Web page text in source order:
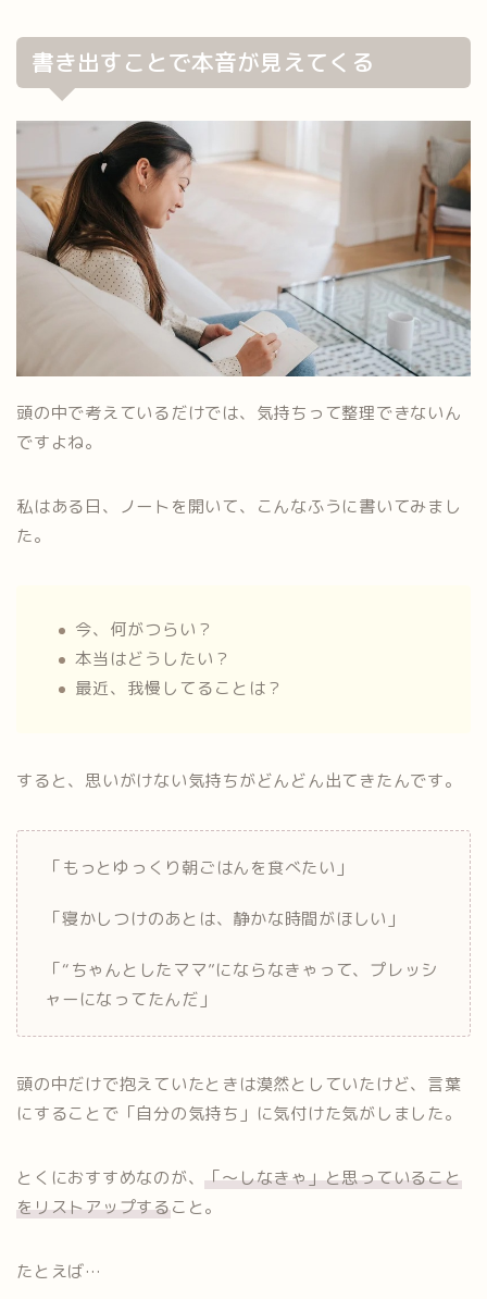
書き出すことで本音が見えてくる
頭の中で考えているだけでは、気持ちって整理できないん
ですよね。
私はある日、ノートを開いて、こんなふうに書いてみまし
た。
今、何がつらい？
本当はどうしたい？
最近、我慢してることは？
すると、思いがけない気持ちがどんどん出てきたんです。
「もっとゆっくり朝ごはんを食べたい」
「寝かしつけのあとは、静かな時間がほしい」
「“ちゃんとしたママ”にならなきゃって、プレッシ
ャーになってたんだ」
頭の中だけで抱えていたときは漠然としていたけど、言葉
にすることで「自分の気持ち」に気付けた気がしました。
とくにおすすめなのが、「〜しなきゃ」と思っていること
をリストアップすること。
たとえば…